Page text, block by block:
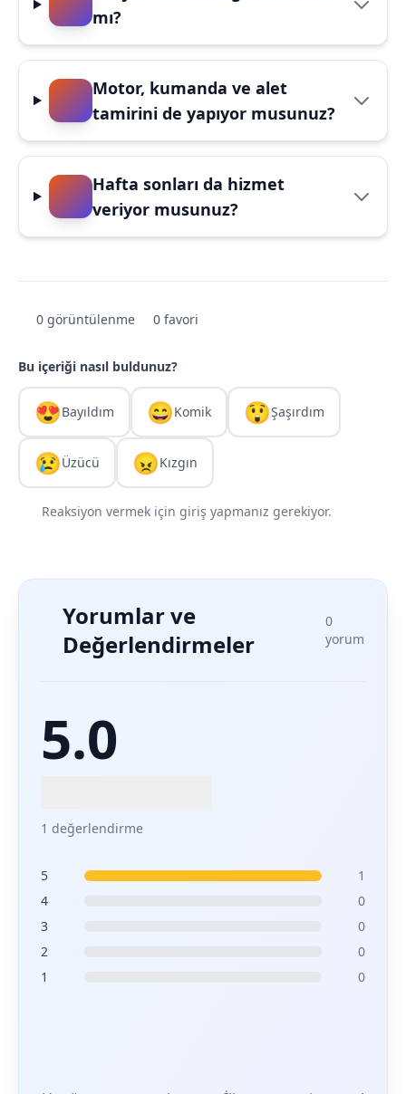
mı?
Motor, kumanda ve alet
tamirini de yapıyor musunuz?
Hafta sonları da hizmet
veriyor musunuz?
0 görüntülenme 0 favori
Bu içeriği nasıl buldunuz?
😍Bayıldım 😄Komik 😲Şaşırdım
😢Üzücü 😠Kızgın
Reaksiyon vermek için giriş yapmanız gerekiyor.
Yorumlar ve
Değerlendirmeler
0
yorum
5.0
1 değerlendirme
5
1
4
0
3
0
2
0
1
0